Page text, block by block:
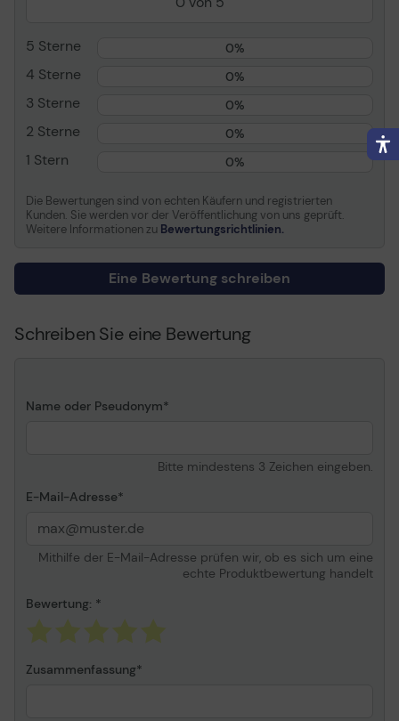
Verschiedenes
Farbkategorie Schwarz
Allgemein
5 Sterne 0%
4 Sterne 0%
3 Sterne 0%
2 Sterne 0%
1 Stern 0%
Die Bewertungen sind von echten Käufern und registrierten
Kunden. Sie werden vor der Veröffentlichung von uns geprüft.
Weitere Informationen zu Bewertungsrichtlinien.
Eine Bewertung schreiben
Schreiben Sie eine Bewertung
Name oder Pseudonym
Bitte mindestens 3 Zeichen eingeben.
E-Mail-Adresse
Mithilfe der E-Mail-Adresse prüfen wir, ob es sich um eine
echte Produktbewertung handelt
Bewertung:
Zusammenfassung